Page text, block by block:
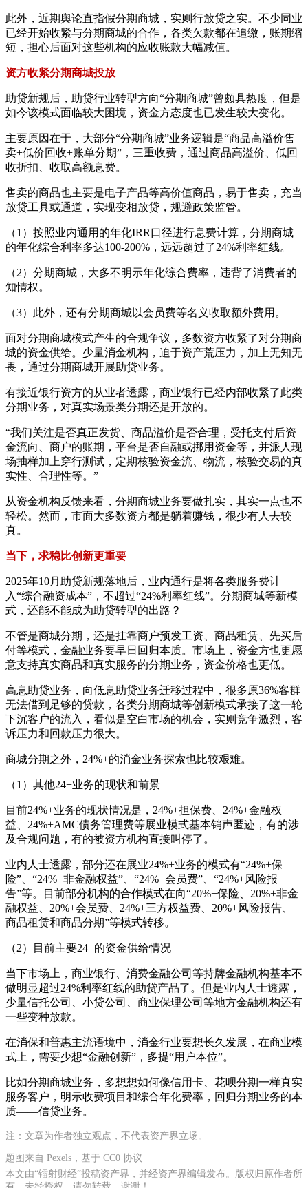
此外，近期舆论直指假分期商城，实则行放贷之实。不少同业
已经开始收紧与分期商城的合作，各类欠款都在追缴，账期缩
短，担心后面对这些机构的应收账款大幅减值。
资方收紧分期商城投放
助贷新规后，助贷行业转型方向“分期商城”曾颇具热度，但是
如今该模式面临较大困境，资金方态度也已发生较大变化。
主要原因在于，大部分“分期商城”业务逻辑是“商品高溢价售
卖+低价回收+账单分期”，三重收费，通过商品高溢价、低回
收折扣、收取高额息费。
售卖的商品也主要是电子产品等高价值商品，易于售卖，充当
放贷工具或通道，实现变相放贷，规避政策监管。
（1）按照业内通用的年化IRR口径进行息费计算，分期商城
的年化综合利率多达100-200%，远远超过了24%利率红线。
（2）分期商城，大多不明示年化综合费率，违背了消费者的
知情权。
（3）此外，还有分期商城以会员费等名义收取额外费用。
面对分期商城模式产生的合规争议，多数资方收紧了对分期商
城的资金供给。少量消金机构，迫于资产荒压力，加上无知无
畏，通过分期商城开展助贷业务。
有接近银行资方的从业者透露，商业银行已经内部收紧了此类
分期业务，对真实场景类分期还是开放的。
“我们关注是否真正发货、商品溢价是否合理，受托支付后资
金流向、商户的账期，平台是否自融或挪用资金等，并派人现
场抽样加上穿行测试，定期核验资金流、物流，核验交易的真
实性、合理性等。”
从资金机构反馈来看，分期商城业务要做扎实，其实一点也不
轻松。然而，市面大多数资方都是躺着赚钱，很少有人去较
真。
当下，求稳比创新更重要
2025年10月助贷新规落地后，业内通行是将各类服务费计
入“综合融资成本”，不超过“24%利率红线”。分期商城等新模
式，还能不能成为助贷转型的出路？
不管是商城分期，还是挂靠商户预发工资、商品租赁、先买后
付等模式，金融业务要早日回归本质。市场上，资金方也更愿
意支持真实商品和真实服务的分期业务，资金价格也更低。
高息助贷业务，向低息助贷业务迁移过程中，很多原36%客群
无法借到足够的贷款，各类分期商城等创新模式承接了这一轮
下沉客户的流入，看似是空白市场的机会，实则竞争激烈，客
诉压力和回款压力很大。
商城分期之外，24%+的消金业务探索也比较艰难。
（1）其他24+业务的现状和前景
目前24%+业务的现状情况是，24%+担保费、24%+金融权
益、24%+AMC债务管理费等展业模式基本销声匿迹，有的涉
及合规问题，有的被资方机构直接叫停了。
业内人士透露，部分还在展业24%+业务的模式有“24%+保
险”、“24%+非金融权益”、“24%+会员费”、“24%+风险报
告”等。目前部分机构的合作模式在向“20%+保险、20%+非金
融权益、20%+会员费、24%+三方权益费、20%+风险报告、
商品租赁和商品分期”等模式转移。
（2）目前主要24+的资金供给情况
当下市场上，商业银行、消费金融公司等持牌金融机构基本不
做明显超过24%利率红线的助贷产品了。但是业内人士透露，
少量信托公司、小贷公司、商业保理公司等地方金融机构还有
一些变种放款。
在消保和普惠主流语境中，消金行业要想长久发展，在商业模
式上，需要少想“金融创新”，多提“用户本位”。
比如分期商城业务，多想想如何像信用卡、花呗分期一样真实
服务客户，明示收费项目和综合年化费率，回归分期业务的本
质——信贷业务。
注：文章为作者独立观点，不代表资产界立场。
题图来自 Pexels，基于 CC0 协议
本文由“镭射财经”投稿资产界，并经资产界编辑发布。版权归原作者所